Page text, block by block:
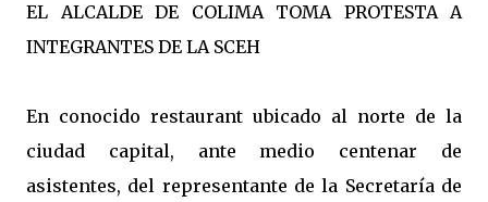
EL ALCALDE DE COLIMA TOMA PROTESTA A
INTEGRANTES DE LA SCEH
En conocido restaurant ubicado al norte de la
ciudad capital, ante medio centenar de
asistentes, del representante de la Secretaría de